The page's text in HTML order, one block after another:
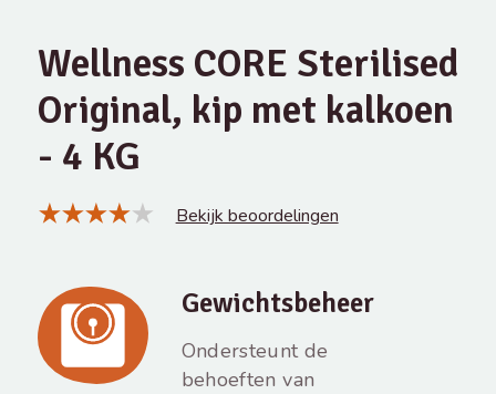
Wellness CORE Sterilised
Original, kip met kalkoen
- 4 KG
Bekijk beoordelingen
Gewichtsbeheer
Ondersteunt de
behoeften van